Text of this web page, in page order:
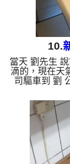
10.
當天 劉先生
滴的，現在天
司驅車到 劉
垢，熱水無
水頭管路就
樣，然後不
來，水的顏色
後變成乾淨的
水管清洗機
鏽及生物膜軟